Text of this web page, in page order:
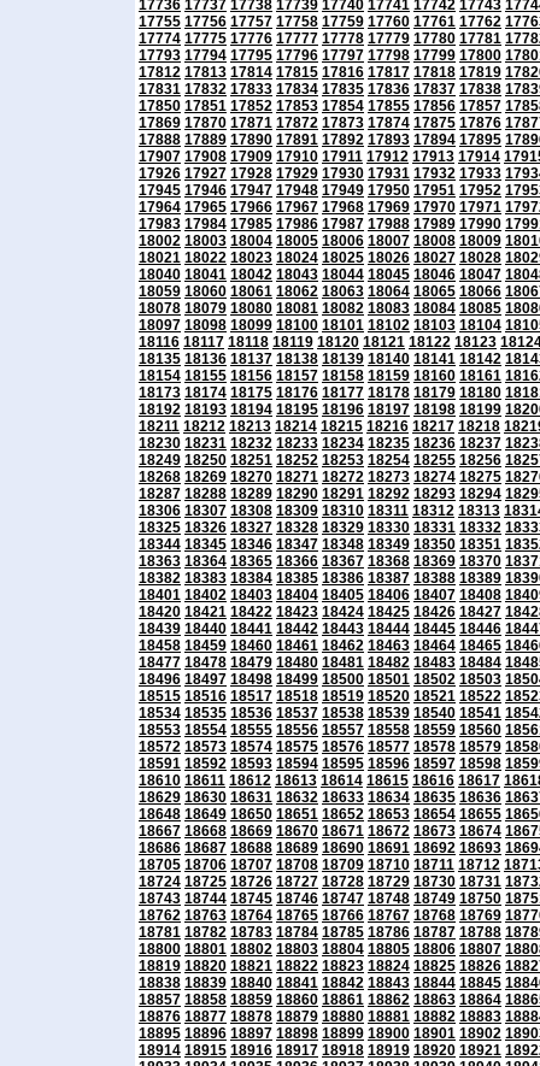
17736 17737 17738 17739 17740 17741 17742 17743
17755 17756 17757 17758 17759 17760 17761 17762
17774 17775 17776 17777 17778 17779 17780 17781
17793 17794 17795 17796 17797 17798 17799 17800
17812 17813 17814 17815 17816 17817 17818 17819
17831 17832 17833 17834 17835 17836 17837 17838
17850 17851 17852 17853 17854 17855 17856 17857
17869 17870 17871 17872 17873 17874 17875 17876
17888 17889 17890 17891 17892 17893 17894 17895
17907 17908 17909 17910 17911 17912 17913 17914
17926 17927 17928 17929 17930 17931 17932 17933
17945 17946 17947 17948 17949 17950 17951 17952
17964 17965 17966 17967 17968 17969 17970 17971
17983 17984 17985 17986 17987 17988 17989 17990
18002 18003 18004 18005 18006 18007 18008 18009
18021 18022 18023 18024 18025 18026 18027 18028
18040 18041 18042 18043 18044 18045 18046 18047
18059 18060 18061 18062 18063 18064 18065 18066
18078 18079 18080 18081 18082 18083 18084 18085
18097 18098 18099 18100 18101 18102 18103 18104
18116 18117 18118 18119 18120 18121 18122 18123
18135 18136 18137 18138 18139 18140 18141 18142
18154 18155 18156 18157 18158 18159 18160 18161
18173 18174 18175 18176 18177 18178 18179 18180
18192 18193 18194 18195 18196 18197 18198 18199
18211 18212 18213 18214 18215 18216 18217 18218
18230 18231 18232 18233 18234 18235 18236 18237
18249 18250 18251 18252 18253 18254 18255 18256
18268 18269 18270 18271 18272 18273 18274 18275
18287 18288 18289 18290 18291 18292 18293 18294
18306 18307 18308 18309 18310 18311 18312 18313
18325 18326 18327 18328 18329 18330 18331 18332
18344 18345 18346 18347 18348 18349 18350 18351
18363 18364 18365 18366 18367 18368 18369 18370
18382 18383 18384 18385 18386 18387 18388 18389
18401 18402 18403 18404 18405 18406 18407 18408
18420 18421 18422 18423 18424 18425 18426 18427
18439 18440 18441 18442 18443 18444 18445 18446
18458 18459 18460 18461 18462 18463 18464 18465
18477 18478 18479 18480 18481 18482 18483 18484
18496 18497 18498 18499 18500 18501 18502 18503
18515 18516 18517 18518 18519 18520 18521 18522
18534 18535 18536 18537 18538 18539 18540 18541
18553 18554 18555 18556 18557 18558 18559 18560
18572 18573 18574 18575 18576 18577 18578 18579
18591 18592 18593 18594 18595 18596 18597 18598
18610 18611 18612 18613 18614 18615 18616 18617
18629 18630 18631 18632 18633 18634 18635 18636
18648 18649 18650 18651 18652 18653 18654 18655
18667 18668 18669 18670 18671 18672 18673 18674
18686 18687 18688 18689 18690 18691 18692 18693
18705 18706 18707 18708 18709 18710 18711 18712
18724 18725 18726 18727 18728 18729 18730 18731
18743 18744 18745 18746 18747 18748 18749 18750
18762 18763 18764 18765 18766 18767 18768 18769
18781 18782 18783 18784 18785 18786 18787 18788
18800 18801 18802 18803 18804 18805 18806 18807
18819 18820 18821 18822 18823 18824 18825 18826
18838 18839 18840 18841 18842 18843 18844 18845
18857 18858 18859 18860 18861 18862 18863 18864
18876 18877 18878 18879 18880 18881 18882 18883
18895 18896 18897 18898 18899 18900 18901 18902
18914 18915 18916 18917 18918 18919 18920 18921